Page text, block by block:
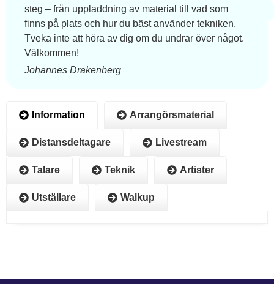
steg – från uppladdning av material till vad som
finns på plats och hur du bäst använder tekniken.
Tveka inte att höra av dig om du undrar över något.
Välkommen!
Johannes Drakenberg
Information Arrangörsmaterial
Distansdeltagare Livestream
Talare Teknik Artister
Utställare Walkup